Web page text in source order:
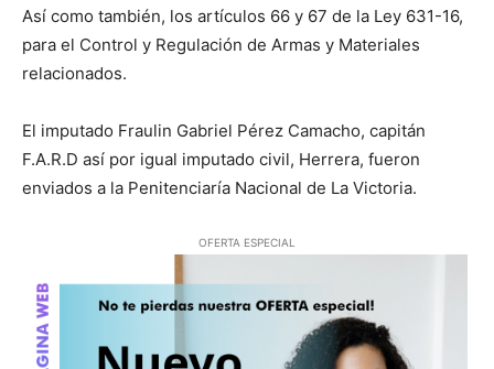
Así como también, los artículos 66 y 67 de la Ley 631-16,
para el Control y Regulación de Armas y Materiales
relacionados.
El imputado Fraulin Gabriel Pérez Camacho, capitán
F.A.R.D así por igual imputado civil, Herrera, fueron
enviados a la Penitenciaría Nacional de La Victoria.
OFERTA ESPECIAL